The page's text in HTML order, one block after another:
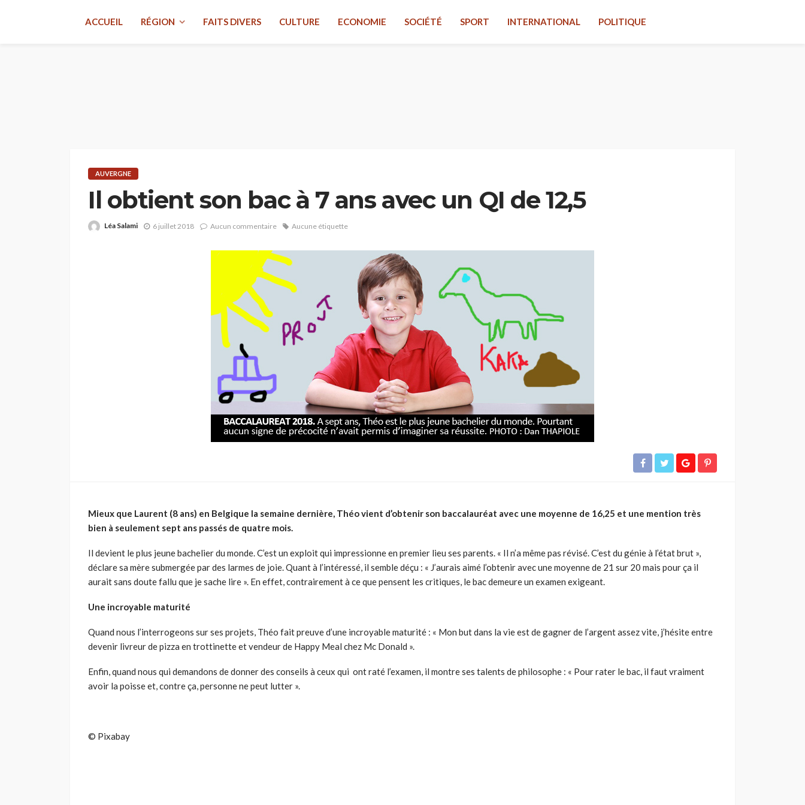
ACCUEIL RÉGION FAITS DIVERS CULTURE ECONOMIE SOCIÉTÉ SPORT INTERNATIONAL POLITIQUE
AUVERGNE
Il obtient son bac à 7 ans avec un QI de 12,5
Léa Salami 6 juillet 2018 Aucun commentaire Aucune étiquette
Mieux que Laurent (8 ans) en Belgique la semaine dernière, Théo vient d’obtenir son baccalauréat avec une moyenne de 16,25 et une mention très
bien à seulement sept ans passés de quatre mois.
Il devient le plus jeune bachelier du monde. C’est un exploit qui impressionne en premier lieu ses parents. « Il n’a même pas révisé. C’est du génie à l’état brut »,
déclare sa mère submergée par des larmes de joie. Quant à l’intéressé, il semble déçu : « J’aurais aimé l’obtenir avec une moyenne de 21 sur 20 mais pour ça il
aurait sans doute fallu que je sache lire ». En effet, contrairement à ce que pensent les critiques, le bac demeure un examen exigeant.
Une incroyable maturité
Quand nous l’interrogeons sur ses projets, Théo fait preuve d’une incroyable maturité : « Mon but dans la vie est de gagner de l’argent assez vite, j’hésite entre
devenir livreur de pizza en trottinette et vendeur de Happy Meal chez Mc Donald ».
Enfin, quand nous qui demandons de donner des conseils à ceux qui ont raté l’examen, il montre ses talents de philosophe : « Pour rater le bac, il faut vraiment
avoir la poisse et, contre ça, personne ne peut lutter ».
© Pixabay